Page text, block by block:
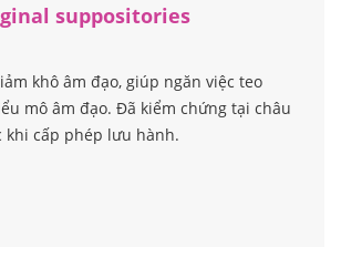
suppositories
khô âm đạo, giúp ngăn việc teo
mô âm đạo. Đã kiểm chứng tại châu
khi cấp phép lưu hành.